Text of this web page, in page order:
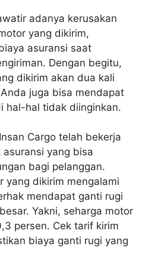
adanya kerusakan
yang dikirim,
asuransi saat
Dengan begitu,
dikirim akan dua kali
juga bisa mendapat
hal-hal tidak diinginkan.
Cargo telah bekerja
yang bisa
bagi pelanggan.
yang dikirim mengalami
mendapat ganti rugi
Yakni, seharga motor
persen. Cek tarif kirim
biaya ganti rugi yang